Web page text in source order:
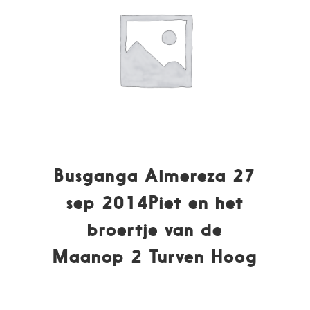
Busganga Almereza 27
sep 2014Piet en het
broertje van de
Maanop 2 Turven Hoog